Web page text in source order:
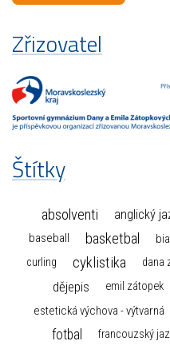
Zřizovatel
Štítky
absolventi anglický
baseball basketbal
curling cyklistika dana
dějepis emil zátopek
estetická výchova - výtvarná
fotbal francouzský